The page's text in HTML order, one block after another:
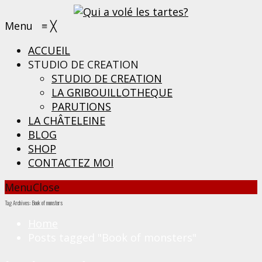
Menu ≡ ╳
ACCUEIL
STUDIO DE CREATION
STUDIO DE CREATION
LA GRIBOUILLOTHEQUE
PARUTIONS
LA CHÂTELEINE
BLOG
SHOP
CONTACTEZ MOI
MenuClose
Tag Archives: Book of monsters